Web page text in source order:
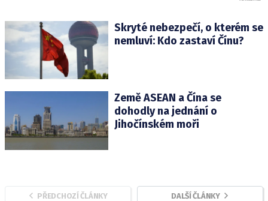
Skryté nebezpečí, o kterém se
nemluví: Kdo zastaví Čínu?
Země ASEAN a Čína se
dohodly na jednání o
Jihočínském moři
PŘEDCHOZÍ ČLÁNKY DALŠÍ ČLÁNKY